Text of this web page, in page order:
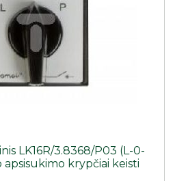
LK16R/3.8368/P03 (L-0-
apsisukimo krypčiai keisti